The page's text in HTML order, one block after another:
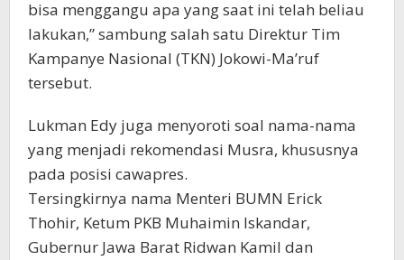
bisa menggangu apa yang saat ini telah beliau
lakukan,” sambung salah satu Direktur Tim
Kampanye Nasional (TKN) Jokowi-Ma’ruf
tersebut.
Lukman Edy juga menyoroti soal nama-nama
yang menjadi rekomendasi Musra, khususnya
pada posisi cawapres.
Tersingkirnya nama Menteri BUMN Erick
Thohir, Ketum PKB Muhaimin Iskandar,
Gubernur Jawa Barat Ridwan Kamil dan